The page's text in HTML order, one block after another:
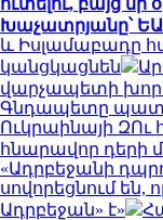
Խաչատրյանը՝
և Իսլամաբադը
կանցկացնեն
վարչապետի
Գնդապետը
Ուկրաինայի
հնարավոր դերի
«Ադրբեջանի
սովորեցնում
Ադրբեջան» է»